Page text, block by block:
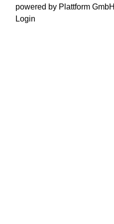
powered by Plattform GmbH
Login